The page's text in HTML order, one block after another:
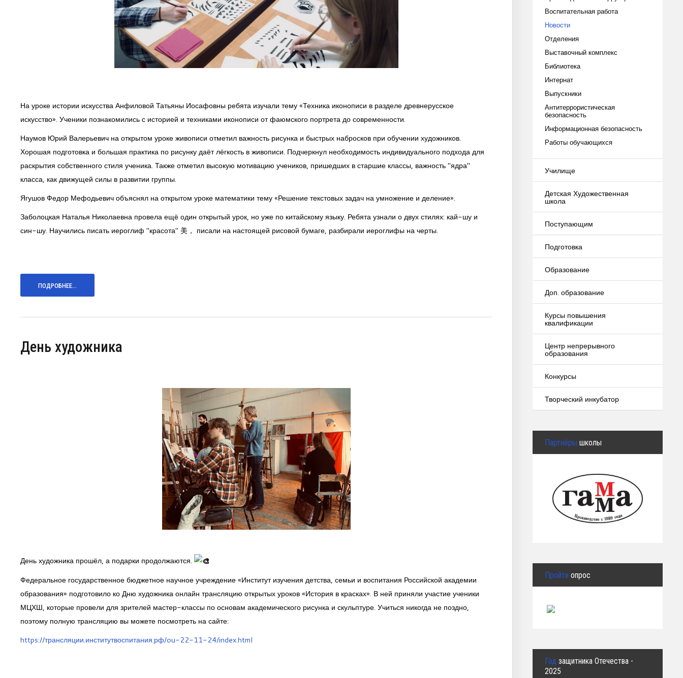
На уроке истории искусства Анфиловой Татьяны Иосафовны ребята изучали тему «Техника иконописи в разделе древнерусское
искусство». Ученики познакомились с историей и техниками иконописи от фаюмского портрета до современности.
Наумов Юрий Валерьевич на открытом уроке живописи отметил важность рисунка и быстрых набросков при обучении художников.
Хорошая подготовка и большая практика по рисунку даёт лёгкость в живописи. Подчеркнул необходимость индивидуального подхода для
раскрытия собственного стиля ученика. Также отметил высокую мотивацию учеников, пришедших в старшие классы, важность "ядра"
класса, как движущей силы в развитии группы.
Ягушов Федор Мефодьевич объяснял на открытом уроке математики тему «Решение текстовых задач на умножение и деление».
Заболоцкая Наталья Николаевна провела ещё один открытый урок, но уже по китайскому языку. Ребята узнали о двух стилях: кай-шу и
син-шу. Научились писать иероглиф "красота" 美， писали на настоящей рисовой бумаге, разбирали иероглифы на черты.
ПОДРОБНЕЕ...
День художника
День художника прошёл, а подарки продолжаются.
Федеральное государственное бюджетное научное учреждение «Институт изучения детства, семьи и воспитания Российской академии
образования» подготовило ко Дню художника онлайн трансляцию открытых уроков «История в красках». В ней приняли участие ученики
МЦХШ, которые провели для зрителей мастер-классы по основам академического рисунка и скульптуре. Учиться никогда не поздно,
поэтому полную трансляцию вы можете посмотреть на сайте:
https://трансляции.институтвоспитания.рф/ou-22-11-24/index.html
Воспитательная работа
Новости
Отделения
Выставочный комплекс
Библиотека
Интернат
Выпускники
Антитеррористическая
безопасность
Информационная безопасность
Работы обучающихся
Училище
Детская Художественная
школа
Поступающим
Подготовка
Образование
Доп. образование
Курсы повышения
квалификации
Центр непрерывного
образования
Конкурсы
Творческий инкубатор
Партнёры школы
Пройти опрос
Год защитника Отечества -
2025